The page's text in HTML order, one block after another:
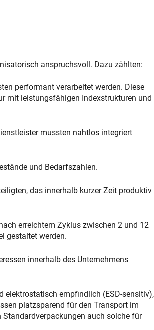
anspruchsvoll. Dazu zählten:
performant verarbeitet werden. Diese
mit leistungsfähigen Indexstrukturen und
mussten nahtlos integriert
und Bedarfszahlen.
das innerhalb kurzer Zeit produktiv
erreichtem Zyklus zwischen 2 und 12
gestaltet werden.
innerhalb des Unternehmens
elektrostatisch empfindlich (ESD-sensitiv),
platzsparend für den Transport im
Standardverpackungen auch solche für